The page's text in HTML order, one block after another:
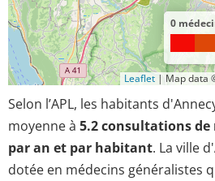
0
Leaflet | Map data
Selon l’APL, les habitants
moyenne à 5.2 consultations de
par an et par habitant. La ville
dotée en médecins généralistes